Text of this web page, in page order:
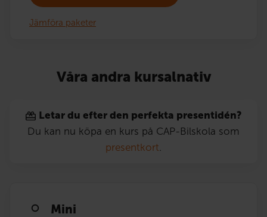
Jämföra paketer
Våra andra kursalnativ
Letar du efter den perfekta presentidén?
Du kan nu köpa en kurs på CAP-Bilskola som
presentkort
Mini